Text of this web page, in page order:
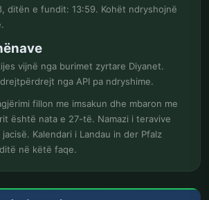
ditën e fundit: 13:59. Kohët ndryshojnë
vijnë nga burimet zyrtare Diyanet.
nga API pa ndryshime.
fillon me imsakun dhe mbaron me
është nata e 27-të. Namazi i teravive
Kalendari i Landau in der Pfalz
në këtë faqe.